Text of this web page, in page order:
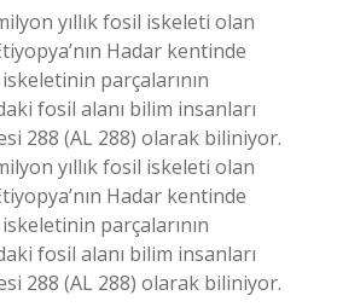
yıllık fosil iskeleti olan
Hadar kentinde
parçalarının
fosil alanı bilim insanları
288 (AL 288) olarak biliniyor.
yıllık fosil iskeleti olan
Hadar kentinde
parçalarının
fosil alanı bilim insanları
288 (AL 288) olarak biliniyor.